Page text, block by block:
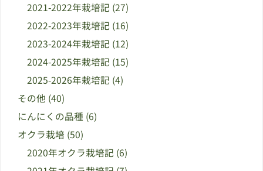
2021-2022年栽培記 (27)
2022-2023年栽培記 (16)
2023-2024年栽培記 (12)
2024-2025年栽培記 (15)
2025-2026年栽培記 (4)
その他 (40)
にんにくの品種 (6)
オクラ栽培 (50)
2020年オクラ栽培記 (6)